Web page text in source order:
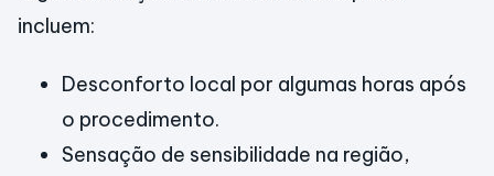
incluem:
Desconforto local por algumas horas após
o procedimento.
Sensação de sensibilidade na região,